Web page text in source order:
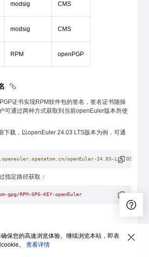
modsig CMS
modsig CMS
RPM openPGP
证书实现RPM软件包的签名，签名证书随操
可通过两种方式获取到当前openEuler版本所使
下载，以openEuler 24.03 LTS版本为例，可通
openEuler-24.03-LTS/OS/
指定路径获取：
RPM-GPG-KEY-openEuler
三级证书链管理签名的私钥和证书：
保您的高速浏览体验。继续浏览本站，即表
。 查看详情